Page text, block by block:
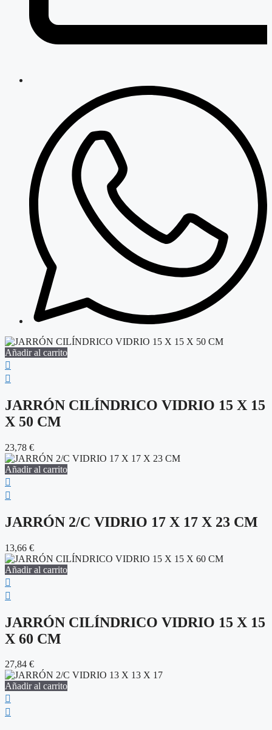
Añadir al carrito
JARRÓN CILÍNDRICO VIDRIO 15 X 15
X 50 CM
23,78 €
Añadir al carrito
JARRÓN 2/C VIDRIO 17 X 17 X 23 CM
13,66 €
Añadir al carrito
JARRÓN CILÍNDRICO VIDRIO 15 X 15
X 60 CM
27,84 €
Añadir al carrito